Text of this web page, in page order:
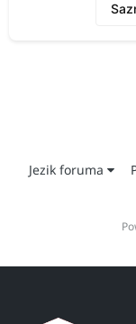
Jezik foruma